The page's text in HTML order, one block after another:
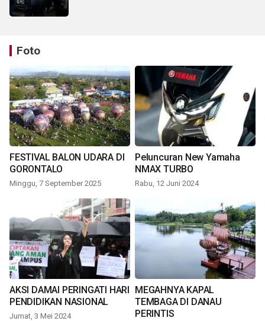
Foto
FESTIVAL BALON UDARA DI
GORONTALO
Minggu, 7 September 2025
Peluncuran New Yamaha
NMAX TURBO
Rabu, 12 Juni 2024
AKSI DAMAI PERINGATI HARI
PENDIDIKAN NASIONAL
Jumat, 3 Mei 2024
MEGAHNYA KAPAL
TEMBAGA DI DANAU
PERINTIS